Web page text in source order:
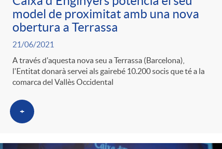
model de proximitat amb una nova
obertura a Terrassa
21/06/2021
A través d'aquesta nova seu a Terrassa (Barcelona),
l'Entitat donarà servei als gairebé 10.200 socis que té a la
comarca del Vallès Occidental
+